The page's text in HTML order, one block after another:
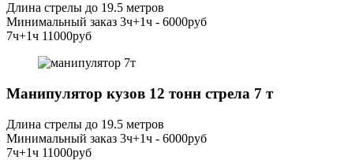
Длина стрелы до 19.5 метров
Минимальный заказ 3ч+1ч - 6000руб
7ч+1ч 11000руб
Манипулятор кузов 12 тонн стрела 7 т
Длина стрелы до 19.5 метров
Минимальный заказ 3ч+1ч - 6000руб
7ч+1ч 11000руб